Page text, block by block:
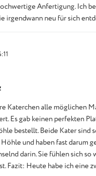
Anfertigung. Ich
irgendwann neu für sich
5 out of 5 stars
Katerchen alle möglichen
Es gab keinen perfekten
bestellt. Beide Kater sind
und haben fast darum
darin. Sie fühlen sich so
Fazit: Heute habe ich eine